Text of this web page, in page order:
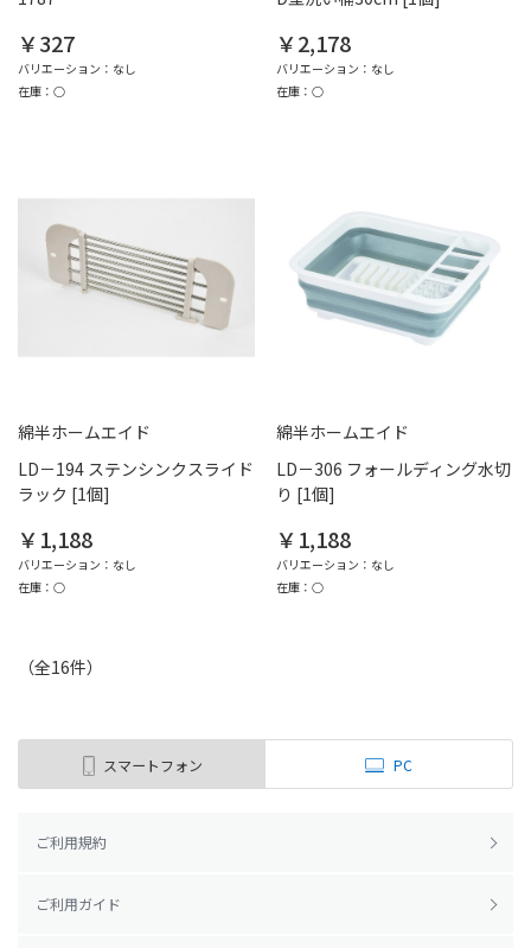
￥327
バリエーション：なし
在庫：○
￥2,178
バリエーション：なし
在庫：○
綿半ホームエイド
LD－194 ステンシンクスライド
ラック [1個]
￥1,188
バリエーション：なし
在庫：○
綿半ホームエイド
LD－306 フォールディング水切
り [1個]
￥1,188
バリエーション：なし
在庫：○
（全16件）
スマートフォン PC
ご利用規約
ご利用ガイド